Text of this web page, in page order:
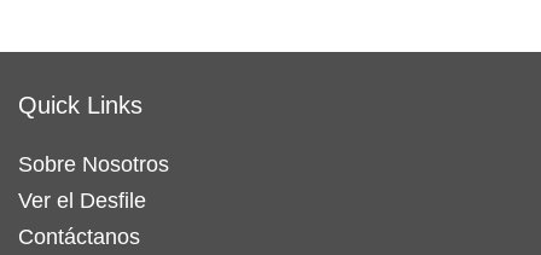
Quick Links
Sobre Nosotros
Ver el Desfile
Contáctanos